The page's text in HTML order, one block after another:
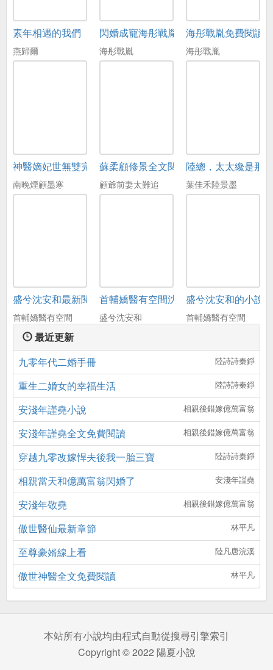
素年相遇的我們
燕歸爾
閃婚成寵海彤戰胤免費在線閱讀
海彤戰胤
海彤戰胤免費閱讀
海彤戰胤
神醫嫡妃世無雙完整版免費閱讀全文
南晚煙顧墨寒
蘇柔顧修景全文閱讀
顧爺前妻太難追
陸總，太太纔是那
葉佳禾陸景墨
盛兮沈安和最新閱讀免費
首輔嬌醫有空間
首輔嬌醫有空間沈安和
盛兮沈安和
盛兮沈安和的小說
首輔嬌醫有空間
最近更新
九零年代二婚手冊
陸詩詩秦錚
重生二婚女的幸福生活 陸詩詩秦錚
安淺年謹堯小說 相親後錯嫁億萬富翁
安淺年謹堯全文免費閱讀 相親後錯嫁億萬富翁
穿越九零改嫁悍夫後我一胎三寶 陸詩詩秦錚
相親當天和億萬富翁閃婚了 安淺年謹堯
安淺年敬堯 相親後錯嫁億萬富翁
傲世醫仙最新章節 林平凡
至尊豪婿線上看 陸凡唐浣溪
傲世神醫全文免費閱讀 林平凡
本站所有小說均由程式自動從搜尋引擎索引
Copyright © 2022 陽夏小說